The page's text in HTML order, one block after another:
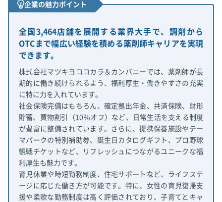
企業の魅力ポイント
全国3,464店舗を展開する業界大手で、調剤から
OTCまで幅広い経験を積める薬剤師キャリアを実現
できます。
株式会社マツキヨココカラ＆カンパニーでは、薬剤師が長
期的に働き続けられるよう、福利厚生・働きやすさの充実
に特に力を入れています。
社会保険完備はもちろん、確定拠出年金、共済保険、財形
貯蓄、買物割引（10％オフ）など、日常生活を支える制度
が豊富に整備されています。さらに、提携保養施設やテー
マパークの特別補助券、誕生日カタログギフト、プロ野球
観戦チケットなど、リフレッシュにつながるユニークな福
利厚生も魅力です。
育児休業や時短勤務制度、住宅サポートなど、ライフステ
ージに応じた働き方が可能です。特に、女性の育児復帰支
援や柔軟な勤務制度は高く評価されており、子育てとキャ